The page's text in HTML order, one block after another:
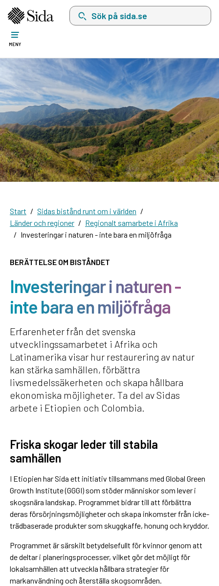
Sök på sida.se, sökförslag kommer att visas
MENY
Start
Sidas bistånd runt om i världen
Länder och regioner
Regionalt samarbete i Afrika
Investeringar i naturen - inte bara en miljöfråga
BERÄTTELSE OM BISTÅNDET
Investeringar i naturen -
inte bara en miljöfråga
Erfarenheter från det svenska
utvecklingssamarbetet i Afrika och
Latinamerika visar hur restaurering av natur
kan stärka samhällen, förbättra
livsmedelssäkerheten och skapa hållbara
ekonomiska möjligheter. Ta del av Sidas
arbete i Etiopien och Colombia.
Friska skogar leder till stabila
samhällen
I Etiopien har Sida ett initiativ tillsammans med Global Green
Growth Institute (GGGI) som stöder människor som lever i
skogsnära landskap. Programmet bidrar till att förbättra
deras försörjningsmöjligheter och skapa inkomster från icke-
trädbaserade produkter som skuggkaffe, honung och kryddor.
Programmet är särskilt betydelsefullt för kvinnor genom att
de deltar i planeringsprocesser, vilket gör det möjligt för
lokalsamhällen att utveckla hållbara strategier för
markanvändning och återställa skogsområden.